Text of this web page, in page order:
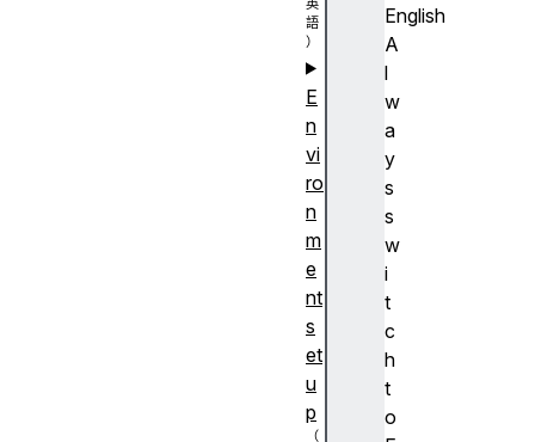
English
A
l
w
a
y
s
s
w
i
t
c
h
t
o
E
n
vi
ro
n
m
e
nt
s
et
u
p